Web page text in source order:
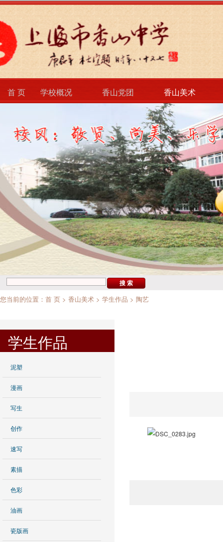
首 页 学校概况 香山党团 香山美术
您当前的位置： 首 页 > 香山美术 > 学生作品 > 陶艺
学生作品
泥塑
漫画
写生
创作
速写
素描
色彩
油画
瓷版画